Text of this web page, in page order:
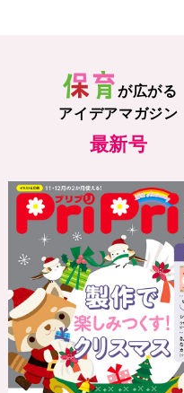
が広がる
アイデアマガジン
最新号